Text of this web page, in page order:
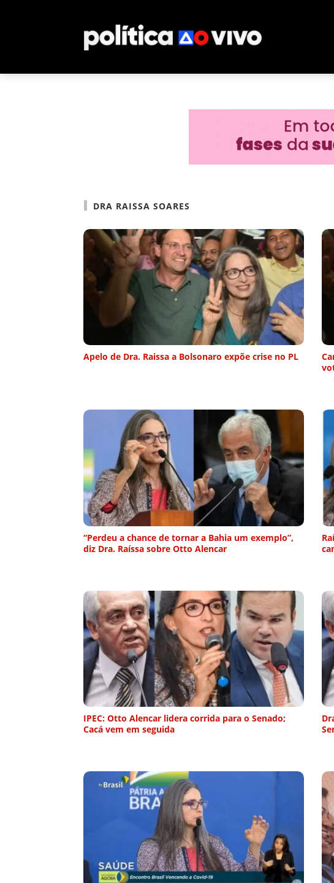
DRA RAISSA SOARES
Apelo de Dra. Raissa a Bolsonaro expõe crise no PL
“Perdeu a chance de tornar a Bahia um exemplo”,
diz Dra. Raíssa sobre Otto Alencar
IPEC: Otto Alencar lidera corrida para o Senado;
Cacá vem em seguida